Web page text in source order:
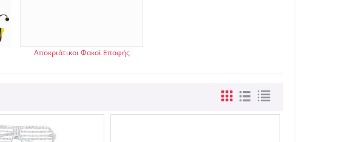
Αποκριάτικοι Φακοί Επαφής